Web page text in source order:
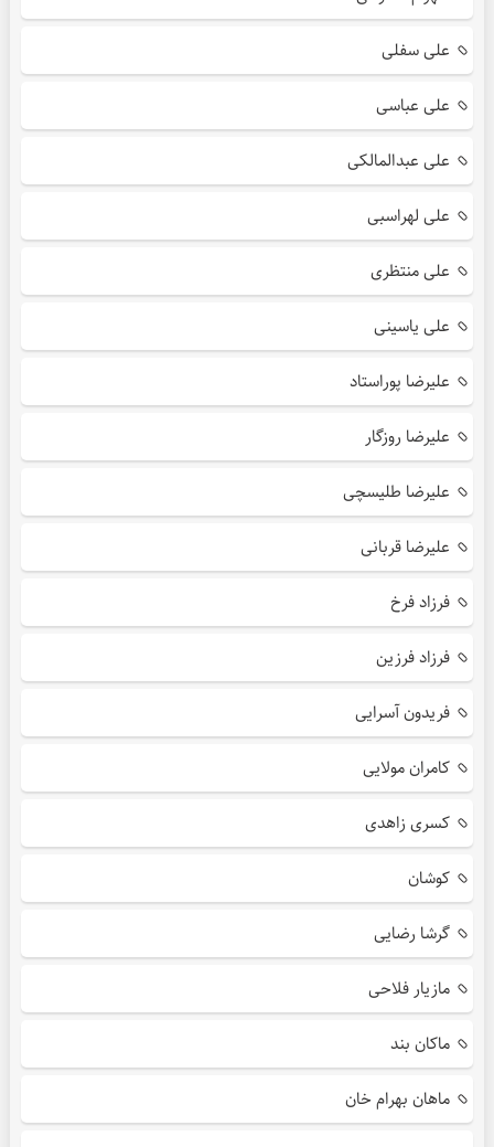
علی سفلی
علی عباسی
علی عبدالمالکی
علی لهراسبی
علی منتظری
علی یاسینی
علیرضا پوراستاد
علیرضا روزگار
علیرضا طلیسچی
علیرضا قربانی
فرزاد فرخ
فرزاد فرزین
فریدون آسرایی
کامران مولایی
کسری زاهدی
کوشان
گرشا رضایی
مازیار فلاحی
ماکان بند
ماهان بهرام خان